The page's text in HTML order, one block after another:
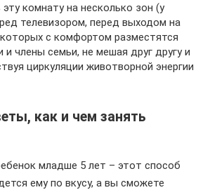
комнату на несколько зон (у
телевизором, перед выходом на
с комфортом разместятся
и члены семьи, не мешая друг другу и
циркуляции животворной энергии
как и чем занять
младше 5 лет – этот способ
ему по вкусу, а вы сможете